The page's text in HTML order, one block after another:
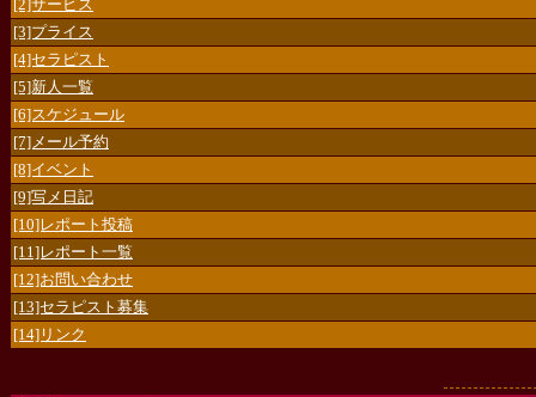
[2]サービス
[3]プライス
[4]セラピスト
[5]新人一覧
[6]スケジュール
[7]メール予約
[8]イベント
[9]写メ日記
[10]レポート投稿
[11]レポート一覧
[12]お問い合わせ
[13]セラピスト募集
[14]リンク